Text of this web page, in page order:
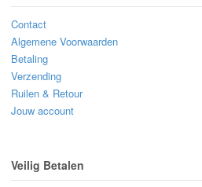
Contact
Algemene Voorwaarden
Betaling
Verzending
Ruilen & Retour
Jouw account
Veilig Betalen